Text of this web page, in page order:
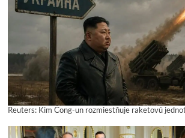
Reuters: Kim Čong-un rozmiestňuje raketovú